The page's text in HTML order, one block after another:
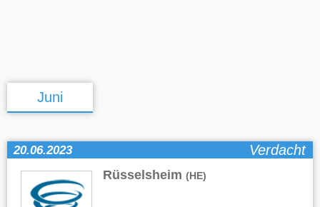
Juni
20.06.2023 Verdacht
Rüsselsheim (HE)